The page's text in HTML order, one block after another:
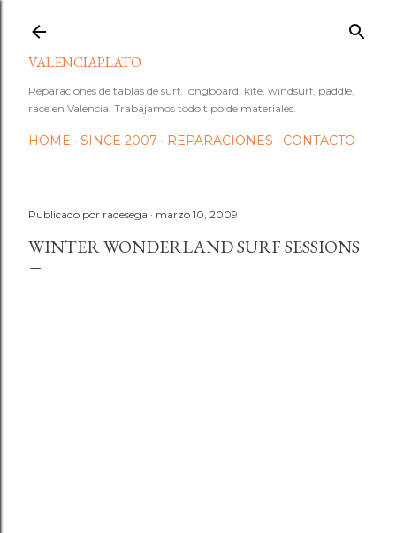
VALENCIAPLATO
Reparaciones de tablas de surf, longboard, kite, windsurf, paddle,
race en Valencia. Trabajamos todo tipo de materiales.
HOME SINCE 2007 REPARACIONES CONTACTO
Publicado por radesega marzo 10, 2009
WINTER WONDERLAND SURF SESSIONS